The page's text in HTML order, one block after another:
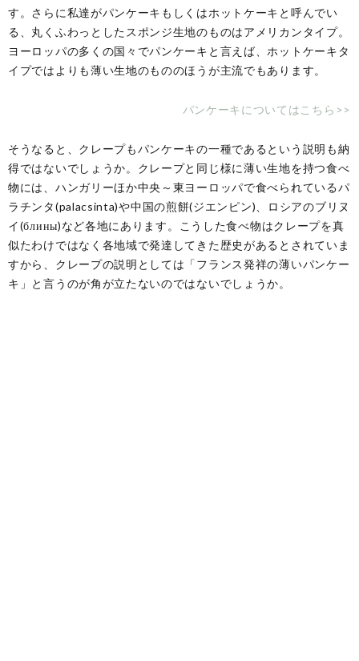
す。さらに私達がパンケーキもしくはホットケーキと呼んでい
る、丸くふわっとしたスポンジ生地のものはアメリカンタイプ。
ヨーロッパの多くの国々でパンケーキと言えば、ホットケーキタ
イプではよりも薄い生地のもののほうが主流でもあります。
パンケーキについてはこちら>>
そうなると、クレープもパンケーキの一種であるという説明も納
得ではないでしょうか。クレープと同じ様に薄い生地を持つ食べ
物には、ハンガリーほか中央～東ヨーロッパで食べられているパ
ラチンタ(palacsinta)や中国の煎餅(ジエンピン)、ロシアのブリヌ
イ(блины)など各地にあります。こうした食べ物はクレープを真
似たわけではなく各地域で発達してきた歴史があるとされていま
すから、クレープの説明としては「フランス発祥の薄いパンケー
キ」と言うのが角が立たないのではないでしょうか。